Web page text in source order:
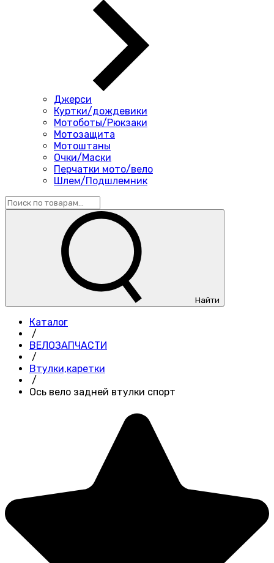
Джерси
Куртки/дождевики
Мотоботы/Рюкзаки
Мотозащита
Мотоштаны
Очки/Маски
Перчатки мото/вело
Шлем/Подшлемник
Найти
Каталог
/
ВЕЛОЗАПЧАСТИ
/
Втулки,каретки
/
Ось вело задней втулки спорт